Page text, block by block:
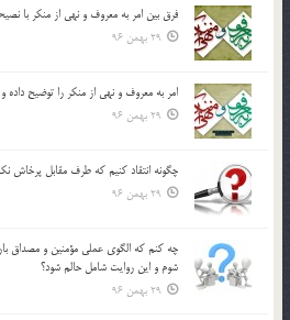
فرق بين امر به معروف و نهي از منكر با
29 بهمن 96
امر به معروف و نهي از منكر را توضيح داده
29 بهمن 96
چگونه انتقاد كنيم كه طرف مقابل پرخاش
29 بهمن 96
چه كنم كه الگوي عملي مؤمنين و مصداق
شوم و اين روايت شامل حالم شود؟
29 بهمن 96